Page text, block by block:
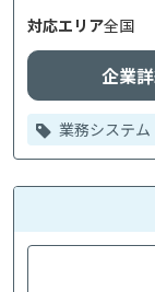
対応エリア全国
企業
業務システム